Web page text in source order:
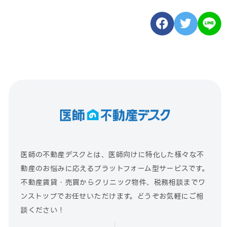
医師の不動産デスクとは、医師向けに特化した様々な不
動産のお悩みに応えるプラットフォーム型サービスです。
不動産賃貸・売買からクリニック物件、税務相談までワ
ンストップでお任せいただけます。どうぞお気軽にご相
談ください！